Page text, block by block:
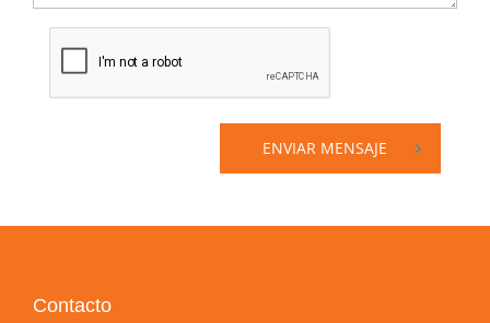
ENVIAR MENSAJE
Contacto